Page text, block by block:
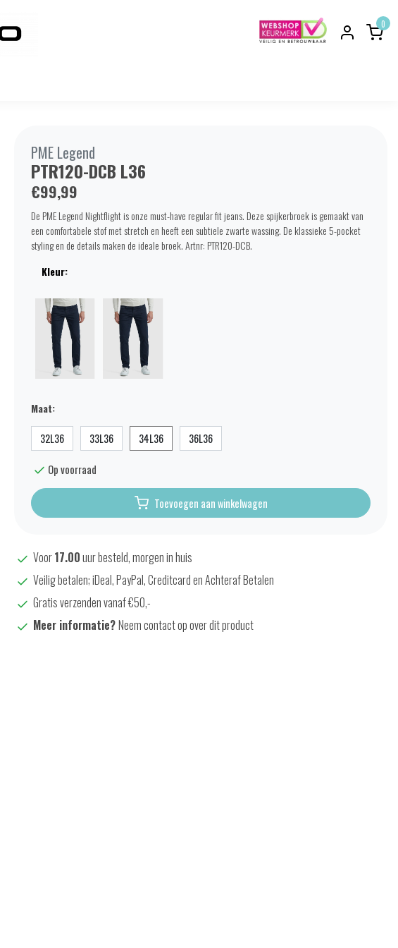
0
PME Legend
PTR120-DCB L36
€99,99
De PME Legend Nightflight is onze must-have regular fit jeans. Deze spijkerbroek is gemaakt van
een comfortabele stof met stretch en heeft een subtiele zwarte wassing. De klassieke 5-pocket
styling en de details maken de ideale broek. Artnr: PTR120-DCB.
Kleur:
Maat:
32L36 33L36 34L36 36L36
Op voorraad
Toevoegen aan winkelwagen
Voor17.00uur besteld, morgen in huis
Veilig betalen; iDeal, PayPal, Creditcard en Achteraf Betalen
Gratis verzenden vanaf €50,-
Meer informatie?Neem contact op over dit product